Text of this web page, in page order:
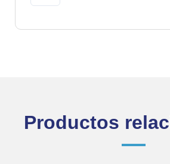
600v
Productos